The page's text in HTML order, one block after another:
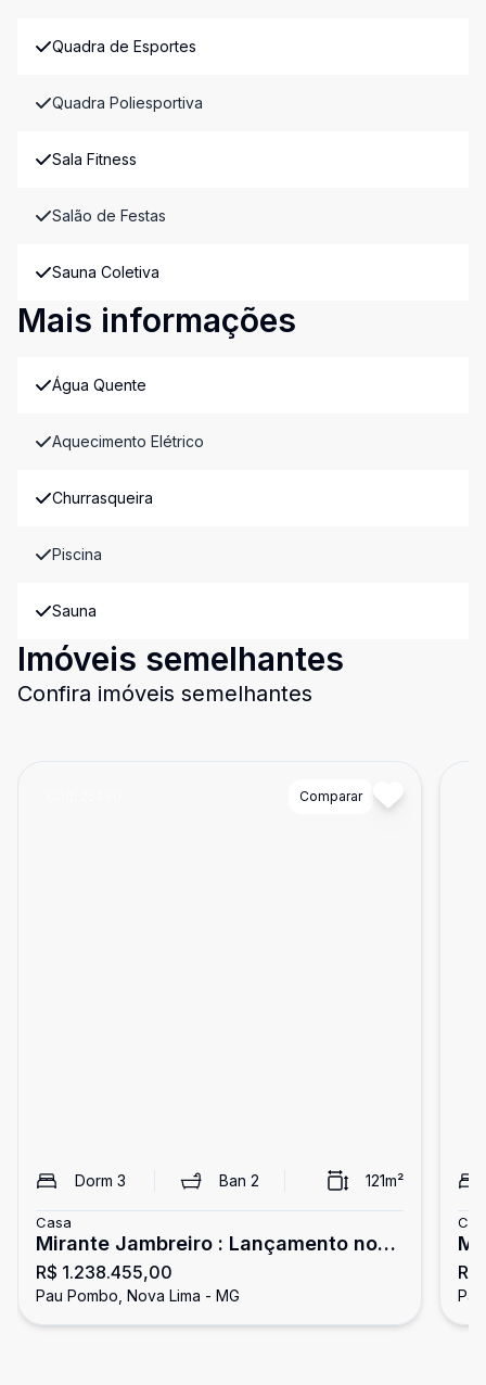
Quadra de Esportes
Quadra Poliesportiva
Sala Fitness
Salão de Festas
Sauna Coletiva
Mais informações
Água Quente
Aquecimento Elétrico
Churrasqueira
Piscina
Sauna
Imóveis semelhantes
Confira imóveis semelhantes
Comparar
Dorm 3 Ban2 121m²
Casa
Mirante Jambreiro : Lançamento no
Pau Pombo
R$ 1.238.455,00
Pau Pombo, Nova Lima - MG